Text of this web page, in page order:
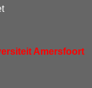
Amersfoort